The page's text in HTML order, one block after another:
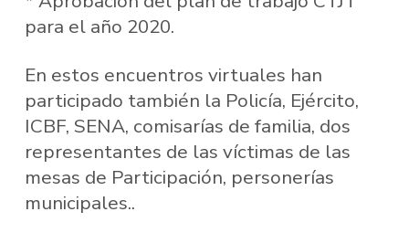
para el año 2020.
En estos encuentros virtuales han
participado también la Policía, Ejército,
ICBF, SENA, comisarías de familia, dos
representantes de las víctimas de las
mesas de Participación, personerías
municipales..